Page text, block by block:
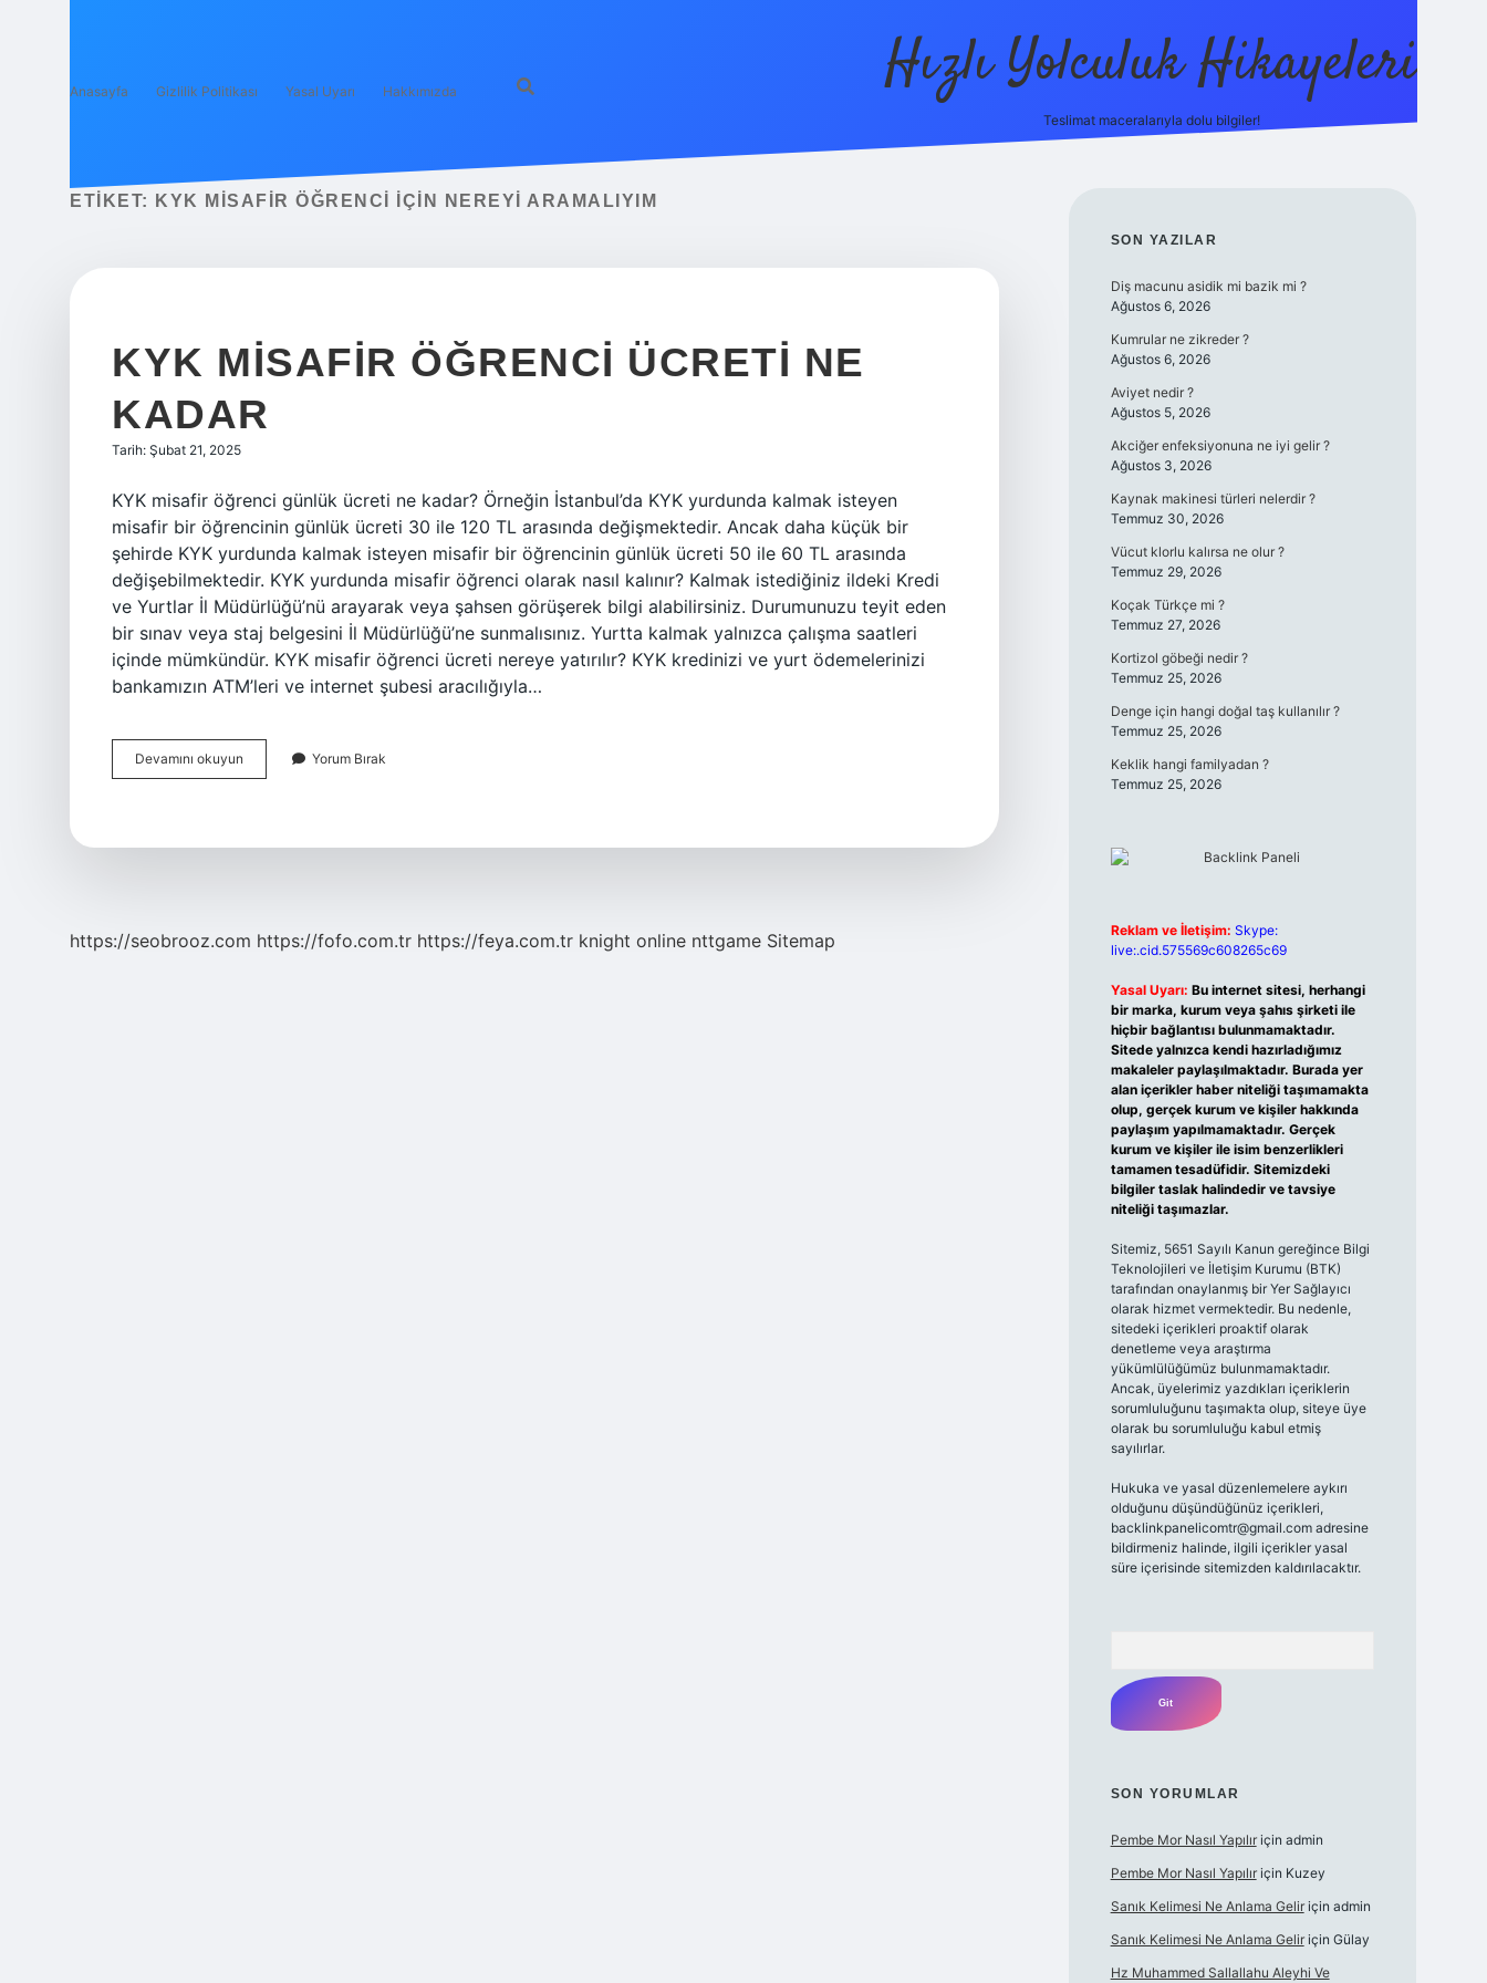
Anasayfa Gizlilik Politikası Yasal Uyarı Hakkımızda Hızlı Yolculuk Hikayeleri
Teslimat maceralarıyla dolu bilgiler!
ETIKET: KYK MISAFIR ÖĞRENCI IÇIN NEREYI ARAMALIYIM
KYK MISAFIR ÖĞRENCI ÜCRETI NE
KADAR
Tarih: Şubat 21, 2025
KYK misafir öğrenci günlük ücreti ne kadar? Örneğin İstanbul’da KYK yurdunda kalmak isteyen
misafir bir öğrencinin günlük ücreti 30 ile 120 TL arasında değişmektedir. Ancak daha küçük bir
şehirde KYK yurdunda kalmak isteyen misafir bir öğrencinin günlük ücreti 50 ile 60 TL arasında
değişebilmektedir. KYK yurdunda misafir öğrenci olarak nasıl kalınır? Kalmak istediğiniz ildeki Kredi
ve Yurtlar İl Müdürlüğü’nü arayarak veya şahsen görüşerek bilgi alabilirsiniz. Durumunuzu teyit eden
bir sınav veya staj belgesini İl Müdürlüğü’ne sunmalısınız. Yurtta kalmak yalnızca çalışma saatleri
içinde mümkündür. KYK misafir öğrenci ücreti nereye yatırılır? KYK kredinizi ve yurt ödemelerinizi
bankamızın ATM’leri ve internet şubesi aracılığıyla…
Devamını okuyun
Misafir
Yorum Bırak
https://seobrooz.com https://fofo.com.tr https://feya.com.tr knight online nttgame Sitemap
SIDEBAR
SON YAZILAR
Diş macunu asidik mi bazik mi ?
Ağustos 6, 2026
Kumrular ne zikreder ?
Ağustos 6, 2026
Aviyet nedir ?
Ağustos 5, 2026
Akciğer enfeksiyonuna ne iyi gelir ?
Ağustos 3, 2026
Kaynak makinesi türleri nelerdir ?
Temmuz 30, 2026
Vücut klorlu kalırsa ne olur ?
Temmuz 29, 2026
Koçak Türkçe mi ?
Temmuz 27, 2026
Kortizol göbeği nedir ?
Temmuz 25, 2026
Denge için hangi doğal taş kullanılır ?
Temmuz 25, 2026
Keklik hangi familyadan ?
Temmuz 25, 2026
Reklam ve İletişim: Skype:
live:.cid.575569c608265c69
Yasal Uyarı: Bu internet sitesi, herhangi
bir marka, kurum veya şahıs şirketi ile
hiçbir bağlantısı bulunmamaktadır.
Sitede yalnızca kendi hazırladığımız
makaleler paylaşılmaktadır. Burada yer
alan içerikler haber niteliği taşımamakta
olup, gerçek kurum ve kişiler hakkında
paylaşım yapılmamaktadır. Gerçek
kurum ve kişiler ile isim benzerlikleri
tamamen tesadüfidir. Sitemizdeki
bilgiler taslak halindedir ve tavsiye
niteliği taşımazlar.
Sitemiz, 5651 Sayılı Kanun gereğince Bilgi
Teknolojileri ve İletişim Kurumu (BTK)
tarafından onaylanmış bir Yer Sağlayıcı
olarak hizmet vermektedir. Bu nedenle,
sitedeki içerikleri proaktif olarak
denetleme veya araştırma
yükümlülüğümüz bulunmamaktadır.
Ancak, üyelerimiz yazdıkları içeriklerin
sorumluluğunu taşımakta olup, siteye üye
olarak bu sorumluluğu kabul etmiş
sayılırlar.
Hukuka ve yasal düzenlemelere aykırı
olduğunu düşündüğünüz içerikleri,
backlinkpanelicomtr@gmail.comadresine
bildirmeniz halinde, ilgili içerikler yasal
süre içerisinde sitemizden kaldırılacaktır.
SON YORUMLAR
Pembe Mor Nasıl Yapılıriçin admin
Pembe Mor Nasıl Yapılıriçin Kuzey
Sanık Kelimesi Ne Anlama Geliriçin admin
Sanık Kelimesi Ne Anlama Geliriçin Gülay
Hz Muhammed Sallallahu Aleyhi Ve